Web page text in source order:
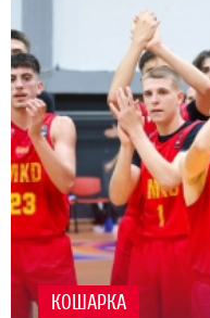
КОШАРКА